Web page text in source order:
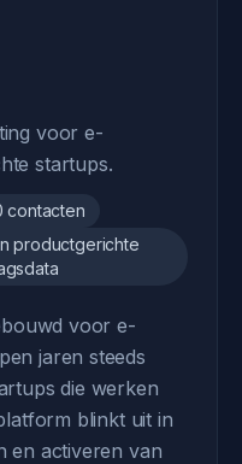
voor e-
startups.
contacten
productgerichte
voor e-
jaren steeds
die werken
blinkt uit in
en activeren van